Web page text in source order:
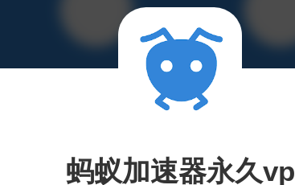
蚂蚁加速器永久vp